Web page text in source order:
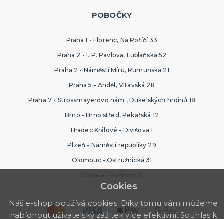
POBOČKY
Praha 1 - Florenc, Na Poříčí 33
Praha 2 - I. P. Pavlova, Lublaňská 52
Praha 2 - Náměstí Míru, Rumunská 21
Praha 5 - Anděl, Vltavská 28
Praha 7 - Strossmayerovo nám., Dukelských hrdinů 18
Brno - Brno střed, Pekařská 12
Hradec Králové - Divišova 1
Plzeň - Náměstí republiky 29
Olomouc - Ostružnická 31
Ostrava - Poštovní 5
Cookies
Náš e-shop používá cookies. Díky tomu vám můžeme
nabídnout uživatelský zážitek více efektivní. Souhlas k